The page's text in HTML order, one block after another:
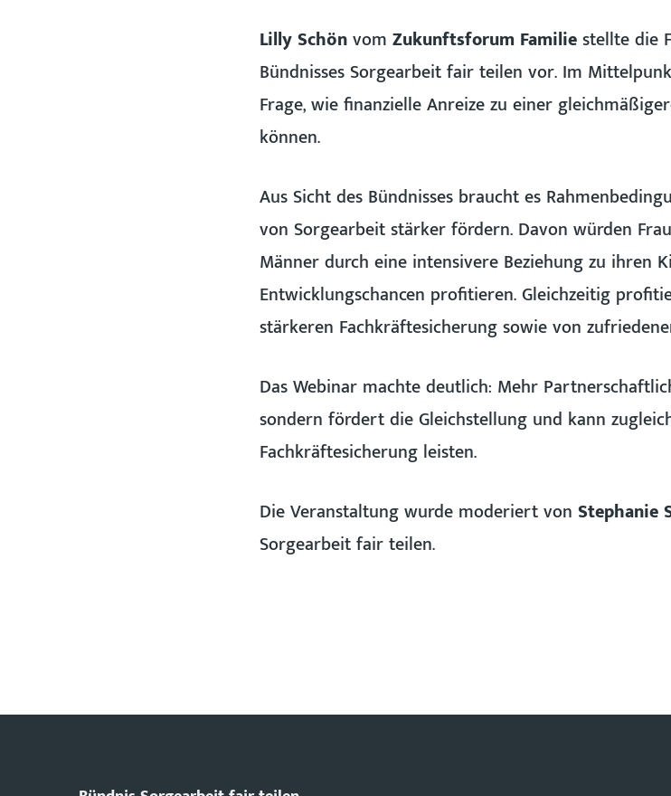
Lilly Schönvom Zukunftsforum Familiestellte die
Bündnisses Sorgearbeit fair teilen vor. Im
Frage, wie finanzielle Anreize zu einer
können.
Aus Sicht des Bündnisses braucht es
von Sorgearbeit stärker fördern. Davon würden
Männer durch eine intensivere Beziehung zu ihren
Entwicklungschancen profitieren. Gleichzeitig
stärkeren Fachkräftesicherung sowie von
Das Webinar machte deutlich: Mehr
sondern fördert die Gleichstellung und kann
Fachkräftesicherung leisten.
Die Veranstaltung wurde moderiert von Stephanie
Sorgearbeit fair teilen.